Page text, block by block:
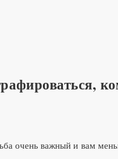
очень важный и вам